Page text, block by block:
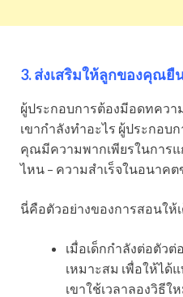
3. ส่งเสริมให้ลูกของคุณ
ผู้ประกอบการต้องมีอดทคว
เขากำลังทำอะไร ผู้ประกอบ
คุณมีความพากเพียรในการ
ไหน – ความสำเร็จในอนาค
นี่คือตัวอย่างของการสอนให้
เมื่อเด็กกำลังต่อตัว
เหมาะสม เพื่อให้ได้
เขาใช้เวลาลองวิธี